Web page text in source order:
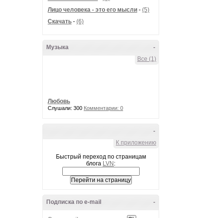
Лицо человека - это его мысли - (5)
Скачать - (6)
-
Музыка
Все (1)
Любовь
Слушали: 300 Комментарии: 0
-
К приложению
Быстрый переход по страницам
блога LVN :
-
Подписка по e-mail